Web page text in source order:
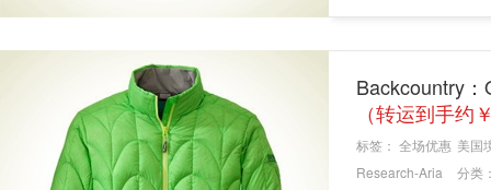
Backcountry
（转运到手约
标签： 全场优惠 美国
Research-Aria
分类